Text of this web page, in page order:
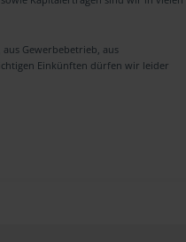
Gewerbebetrieb, aus
Einkünften dürfen wir leider